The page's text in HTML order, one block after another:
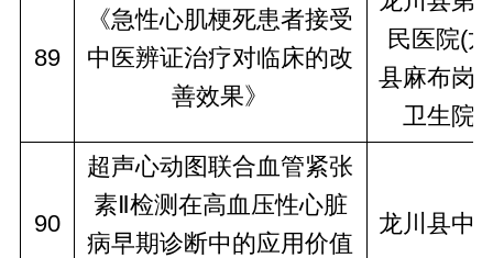
89
《急性心肌梗死患者接受
中医辨证治疗对临床的改
善效果》
民医院(
县麻布岗
卫生院
90
超声心动图联合血管紧张
素Ⅱ检测在高血压性心脏
病早期诊断中的应用价值
龙川县中